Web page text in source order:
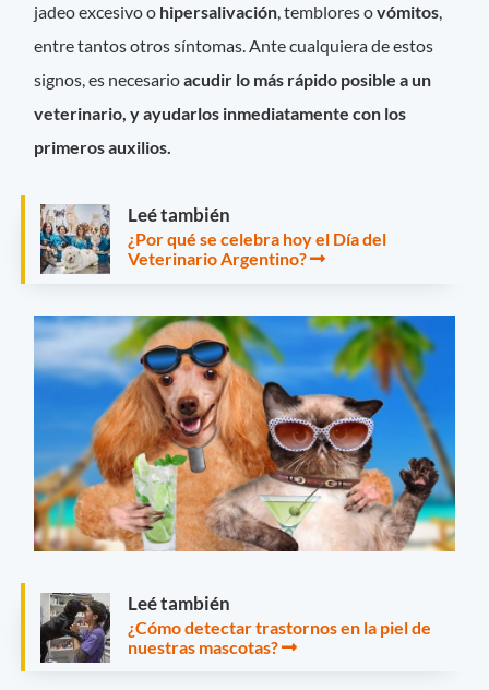
jadeo excesivo o hipersalivación, temblores ovómitos,
entre tantos otros síntomas. Ante cualquiera de estos
signos, es necesarioacudir lo más rápido posible a un
veterinario, y ayudarlos inmediatamente con los
primeros auxilios.
Leé también
¿Por qué se celebra hoy el Día del
Veterinario Argentino?
Leé también
¿Cómo detectar trastornos en la piel de
nuestras mascotas?